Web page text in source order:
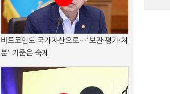
비트코인도 국가자산으로…'보관·평가·처
분' 기준은 숙제